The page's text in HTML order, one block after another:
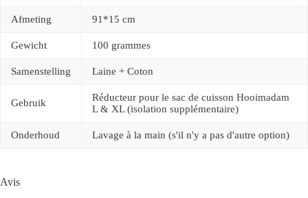
Afmeting 91*15 cm
Gewicht 100 grammes
Samenstelling Laine + Coton
Gebruik
Réducteur pour le sac de cuisson Hooimadam
L & XL (isolation supplémentaire)
Onderhoud Lavage à la main (s'il n'y a pas d'autre option)
Avis